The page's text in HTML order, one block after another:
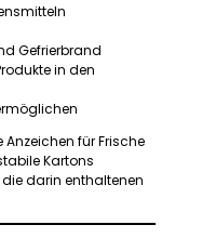
Gefrierbrand
in den
für Frische
Kartons
darin enthaltenen